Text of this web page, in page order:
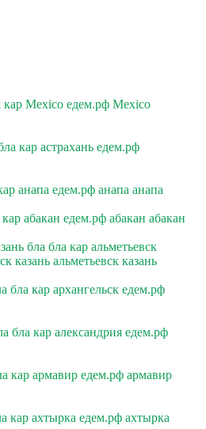
кар Mexico едем.рф Mexico
кар астрахань едем.рф
анапа едем.рф анапа анапа
абакан едем.рф абакан абакан
бла бла кар альметьевск
казань альметьевск казань
бла кар архангельск едем.рф
бла кар александрия едем.рф
кар армавир едем.рф армавир
кар ахтырка едем.рф ахтырка